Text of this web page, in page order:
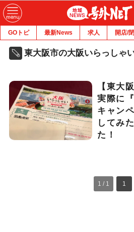
GOトピ 最新News 求人 開店/
東大阪市の大阪いらっしゃ
【東大
実際に
キャン
してみ
た！
1 / 1 1